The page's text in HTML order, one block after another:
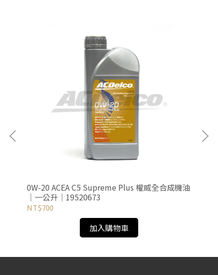
0W-20 ACEA C5 Supreme Plus 權威全合成機油
｜一公升｜19520673
NT$700
加入購物車